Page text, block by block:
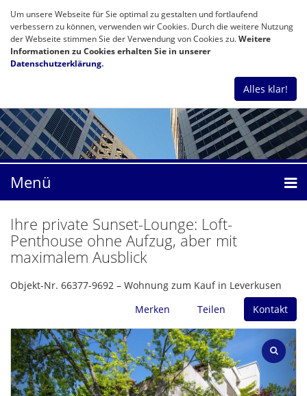
Menü
Ihre private Sunset-Lounge: Loft-
Penthouse ohne Aufzug, aber mit
maximalem Ausblick
Objekt-Nr. 66377-9692 – Wohnung zum Kauf in Leverkusen
Merken
Teilen Kontakt
Um unsere Webseite für Sie optimal zu gestalten und fortlaufend
verbessern zu können, verwenden wir Cookies. Durch die weitere Nutzung
der Webseite stimmen Sie der Verwendung von Cookies zu.Weitere
Informationen zu Cookies erhalten Sie in unserer
Datenschutzerklärung.
Alles klar!